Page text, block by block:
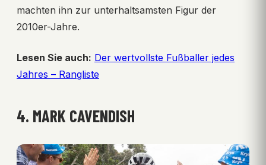
machten ihn zur unterhaltsamsten Figur der
2010er-Jahre.
Lesen Sie auch: Der wertvollste Fußballer jedes
Jahres – Rangliste
4. MARK CAVENDISH